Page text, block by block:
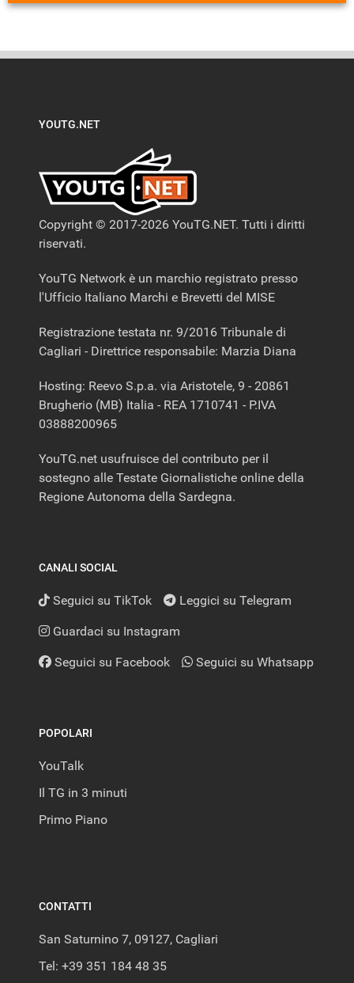
YOUTG.NET
Copyright © 2017-2026 YouTG.NET. Tutti i diritti
riservati.
YouTG Network è un marchio registrato presso
l'Ufficio Italiano Marchi e Brevetti del MISE
Registrazione testata nr. 9/2016 Tribunale di
Cagliari - Direttrice responsabile: Marzia Diana
Hosting: Reevo S.p.a. via Aristotele, 9 - 20861
Brugherio (MB) Italia - REA 1710741 - P.IVA
03888200965
YouTG.net usufruisce del contributo per il
sostegno alle Testate Giornalistiche online della
Regione Autonoma della Sardegna.
CANALI SOCIAL
Seguici su TikTok Leggici su Telegram
Guardaci su Instagram
Seguici su Facebook Seguici su Whatsapp
POPOLARI
YouTalk
Il TG in 3 minuti
Primo Piano
CONTATTI
San Saturnino 7, 09127, Cagliari
Tel: +39 351 184 48 35